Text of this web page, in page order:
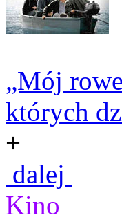
„Mój
których
+
dalej
Kino